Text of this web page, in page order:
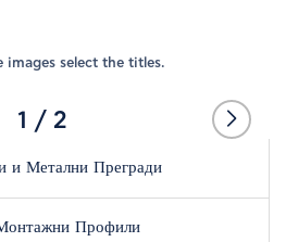
1 / 2
images select the titles.
и Метални Прегради
Профили